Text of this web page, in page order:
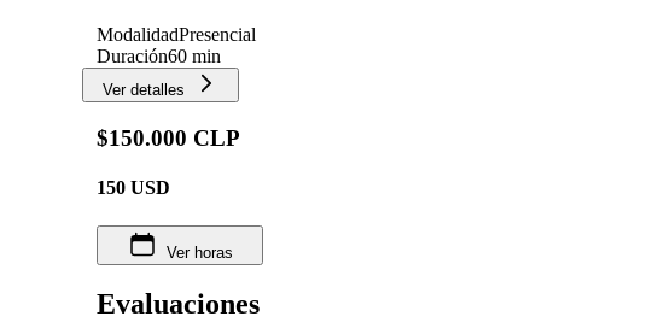
ModalidadPresencial
Duración60 min
Ver detalles
$150.000 CLP
150 USD
Ver horas
Evaluaciones